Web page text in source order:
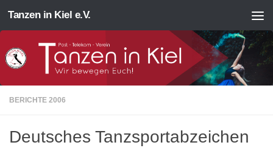
Zum Inhalt springen
Tanzen in Kiel e.V.
BERICHTE 2006
Deutsches Tanzsportabzeichen